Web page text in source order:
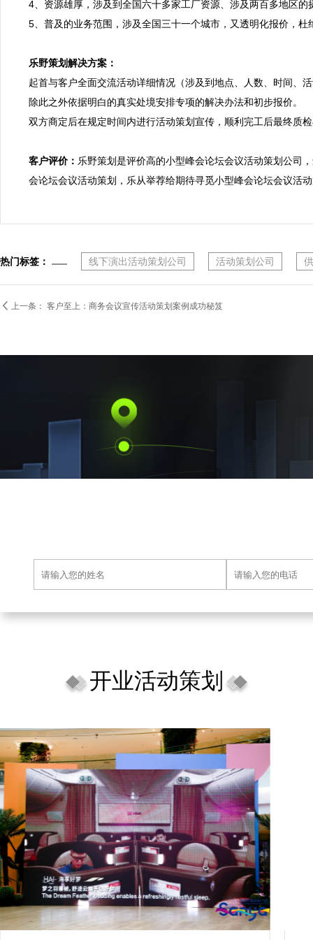
4、资源雄厚，涉及到全国六十多家工厂资源、涉及两百多地区
5、普及的业务范围，涉及全国三十一个城市，又透明化报价，杜
乐野策划解决方案：
起首与客户全面交流活动详细情况（涉及到地点、人数、时间、
除此之外依据明白的真实处境安排专项的解决办法和初步报价。
双方商定后在规定时间内进行活动策划宣传，顺利完工后最终质
客户评价： 乐野策划是评价高的小型峰会论坛会议活动策划公司
会论坛会议活动策划，乐从举荐给期待寻觅小型峰会论坛会议活
热门标签： 线下演出活动策划公司 活动策划公司
 上一条： 客户至上：商务会议宣传活动策划案例成功秘笈
开业活动策划